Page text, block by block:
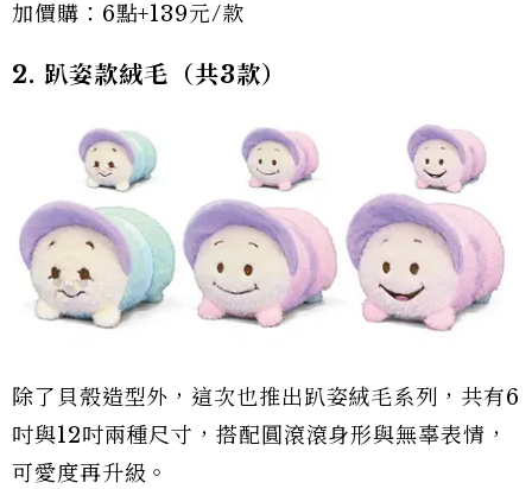
加價購：6點+139元/款
2. 趴姿款絨毛（共3款）
除了貝殼造型外，這次也推出趴姿絨毛系列，共有6
吋與12吋兩種尺寸，搭配圓滾滾身形與無辜表情，
可愛度再升級。